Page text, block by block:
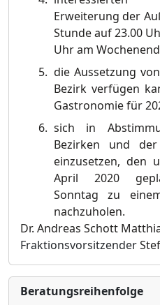
Erweiterung der
Stunde auf 23.00
Uhr am
die Aussetzung
Bezirk verfügen
Gastronomie für
sich in
Bezirken und
einzusetzen, den
April 2020
Sonntag zu
nachzuholen.
Dr. Andreas Schott
Fraktionsvorsitzender
Bera­tungs­reihen­folge